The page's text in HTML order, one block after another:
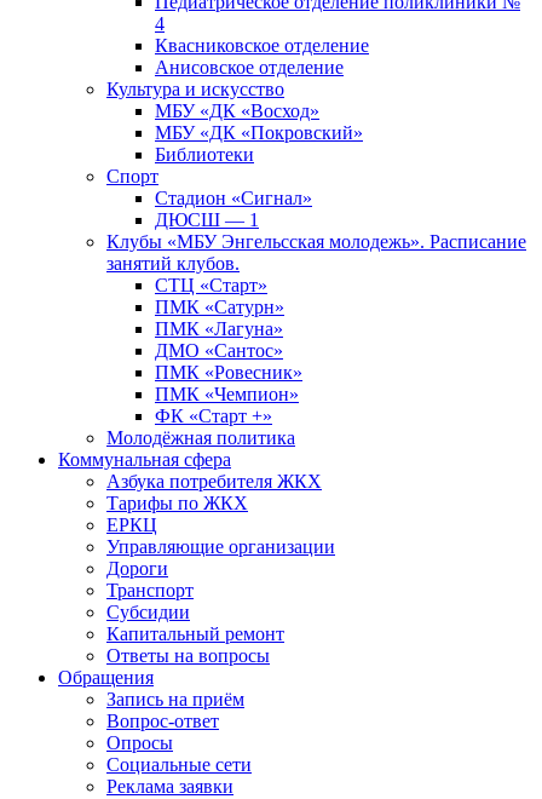
4
Квасниковское отделение
Анисовское отделение
Культура и искусство
МБУ «ДК «Восход»
МБУ «ДК «Покровский»
Библиотеки
Спорт
Стадион «Сигнал»
ДЮСШ — 1
Клубы «МБУ Энгельсская молодежь». Расписание
занятий клубов.
СТЦ «Старт»
ПМК «Сатурн»
ПМК «Лагуна»
ДМО «Сантос»
ПМК «Ровесник»
ПМК «Чемпион»
ФК «Старт +»
Молодёжная политика
Коммунальная сфера
Азбука потребителя ЖКХ
Тарифы по ЖКХ
ЕРКЦ
Управляющие организации
Дороги
Транспорт
Субсидии
Капитальный ремонт
Ответы на вопросы
Обращения
Запись на приём
Вопрос-ответ
Опросы
Социальные сети
Реклама заявки